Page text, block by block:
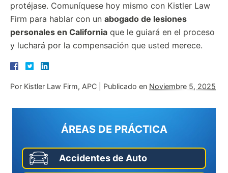
protéjase. Comuníquese hoy mismo con Kistler Law
Firm para hablar con un abogado de lesiones
personales en California que le guiará en el proceso
y luchará por la compensación que usted merece.
Por Kistler Law Firm, APC Publicado en Noviembre 5, 2025
ÁREAS DE PRÁCTICA
Accidentes de Auto